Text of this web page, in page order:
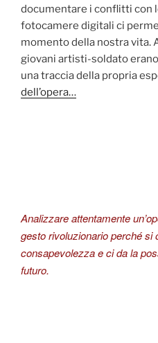
documentare i conflitti con
fotocamere digitali ci
momento della nostra vita.
giovani artisti-soldato
una traccia della propria
dell’opera…
Analizzare attentamente
gesto rivoluzionario perché si
consapevolezza e ci da la
futuro.